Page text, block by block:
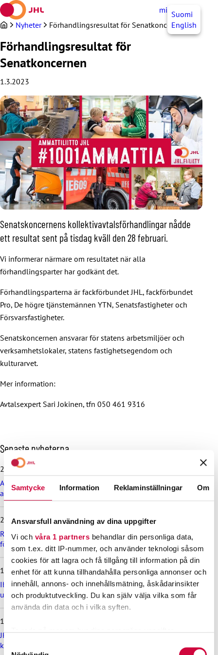
Samtycke Information Reklaminställningar Om
Ansvarsfull användning av dina uppgifter
Vi och våra 1 partners behandlar din personliga data,
som t.ex. ditt IP-nummer, och använder teknologi såsom
cookies för att lagra och få tillgång till information på din
enhet för att kunna tillhandahålla personliga annonser och
innehåll, annons- och innehållsmätning, åskådarinsikter
och produktutveckling. Du kan själv välja vilka som får
använda din data och i vilka syften.
Ta reda på mer om hur dina personliga uppgifter
Hoppa
till
innehållet
mittJHL SV
Suomi
English
Nyheter Förhandlingsresultat för Senatkoncernen
Förhandlingsresultat för
Senatkoncernen
1.3.2023
Senatskoncernens kollektivavtalsförhandlingar nådde
ett resultat sent på tisdag kväll den 28 februari.
Vi informerar närmare om resultatet när alla
förhandlingsparter har godkänt det.
Förhandlingsparterna är fackförbundet JHL, fackförbundet
Pro, De högre tjänstemännen YTN, Senatsfastigheter och
Försvarsfastigheter.
Senatskoncernen ansvarar för statens arbetsmiljöer och
verksamhetslokaler, statens fastighetsegendom och
kulturarvet.
Mer information:
Avtalsexpert Sari Jokinen, tfn 050 461 9316
H
o
p
p
a
ö
r
d
e
n
a
s
n
y
h
e
Senaste nyheterna
29.6.2026
Arbetsdomstolen dömde Helsingfors stad till böter på grund
av brott mot kollektivavtal
24.6.2026
Rekommendation till kommuner, välfärdsområden och KT:s
företag om lönebetalning och beredskap under drönarhot
12.6.2026
Ibruktagningen av nivålönesystemet i VÄLKA bilaga 7 skjuts
upp
11.6.2026
JHL och KT har enats om lönejusteringarna för
kommunsektorns timavlönade